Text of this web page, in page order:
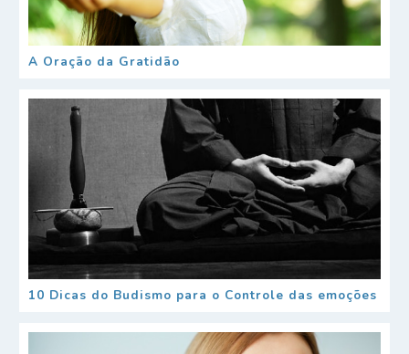
A Oração da Gratidão
10 Dicas do Budismo para o Controle das emoções